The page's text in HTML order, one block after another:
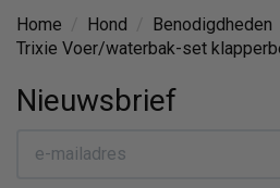
Home Hond Benodigdheden
Trixie Voer/waterbak-set
Nieuwsbrief